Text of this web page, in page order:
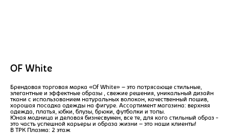
OF White
Брендовая торговая марка «Of White» – это потрясающе стильные,
элегантные и эффектные образы , свежие решения, уникальный дизайн
ткани с использованием натуральных волокон, качественный пошив,
хорошая посадка одежды на фигуре. Ассортимент магазина: верхняя
одежда, платья, юбки, блузы, брюки, футболки и топы.
Юная модница и деловая бизнесвумен, все те, для кого стильный образ -
это часть успешной карьеры и образа жизни – это наши клиенты!
В ТРК Плазма: 2 этаж